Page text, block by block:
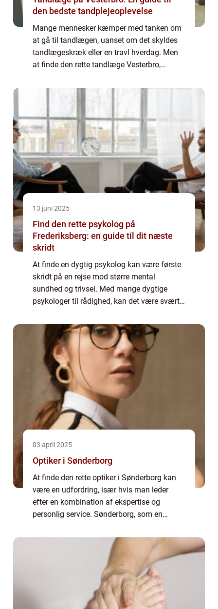
den bedste tandplejeoplevelse
Mange mennesker kæmper med tanken om
at gå til tandlægen, uanset om det skyldes
tandlægeskræk eller en travl hverdag. Men
at finde den rette tandlæge Vesterbro,
kan ...
13 juni 2025
Find den rette psykolog på
Frederiksberg: en guide til dit næste
skridt
At finde en dygtig psykolog kan være første
skridt på en rejse mod større mental
sundhed og trivsel. Med mange dygtige
psykologer til rådighed, kan det være svært
03 april 2025
Optiker i Sønderborg
At finde den rette optiker i Sønderborg kan
være en udfordring, især hvis man leder
efter en kombination af ekspertise og
personlig service. Sønderborg, som en
Danmark, tilbyder et v...